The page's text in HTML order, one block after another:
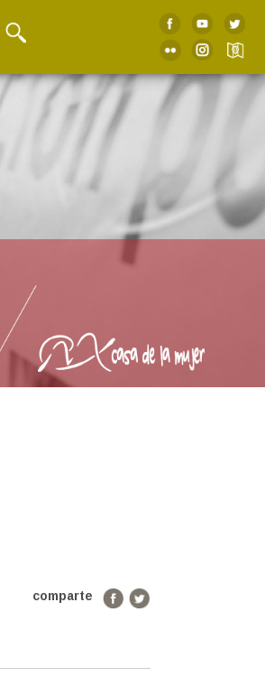
comparte